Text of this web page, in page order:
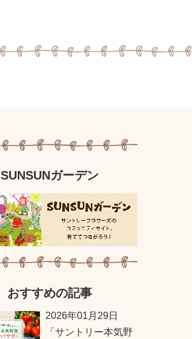
SUNSUNガーデン
おすすめの記事
2026年01月29日
「サントリー本気野